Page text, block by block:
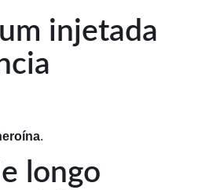
injetada
.
longo